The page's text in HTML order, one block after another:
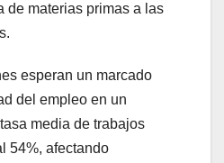
de materias primas a las
esperan un marcado
del empleo en un
media de trabajos
54%, afectando